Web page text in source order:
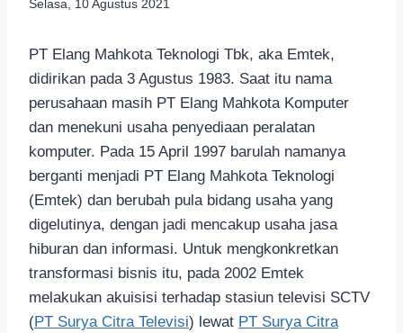
Selasa, 10 Agustus 2021
PT Elang Mahkota Teknologi Tbk, aka Emtek,
didirikan pada 3 Agustus 1983. Saat itu nama
perusahaan masih PT Elang Mahkota Komputer
dan menekuni usaha penyediaan peralatan
komputer. Pada 15 April 1997 barulah namanya
berganti menjadi PT Elang Mahkota Teknologi
(Emtek) dan berubah pula bidang usaha yang
digelutinya, dengan jadi mencakup usaha jasa
hiburan dan informasi. Untuk mengkonkretkan
transformasi bisnis itu, pada 2002 Emtek
melakukan akuisisi terhadap stasiun televisi SCTV
(PT Surya Citra Televisi) lewat PT Surya Citra